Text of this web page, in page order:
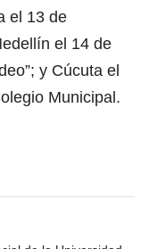
el 13 de
el 14 de
y Cúcuta el
Municipal.